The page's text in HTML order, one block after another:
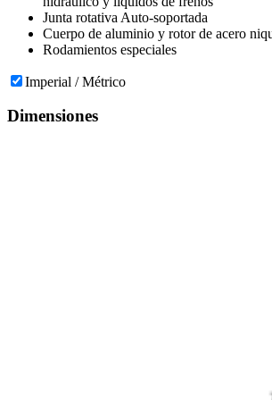
Junta rotativa Auto-soportada
Cuerpo de aluminio y rotor de acero
Rodamientos especiales
Imperial / Métrico
Dimensiones